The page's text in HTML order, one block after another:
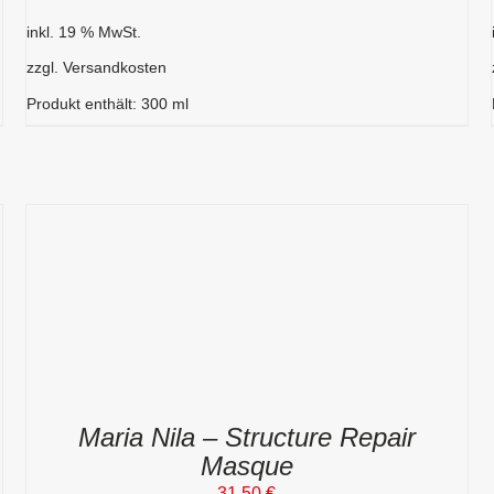
inkl. 19 % MwSt.
zzgl. Versandkosten
Produkt enthält: 300 ml
Maria Nila – Structure Repair
Masque